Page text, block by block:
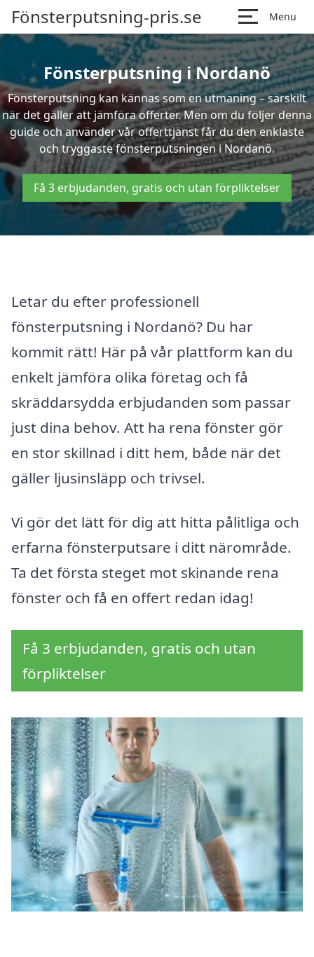
Fönsterputsning-pris.se Menu
Fönsterputsning i Nordanö
Fönsterputsning kan kännas som en utmaning – särskilt
när det gäller att jämföra offerter. Men om du följer denna
guide och använder vår offerttjänst får du den enklaste
och tryggaste fönsterputsningen i Nordanö.
Få 3 erbjudanden, gratis och utan förpliktelser
Letar du efter professionell
fönsterputsning i Nordanö? Du har
kommit rätt! Här på vår plattform kan du
enkelt jämföra olika företag och få
skräddarsydda erbjudanden som passar
just dina behov. Att ha rena fönster gör
en stor skillnad i ditt hem, både när det
gäller ljusinsläpp och trivsel.
Vi gör det lätt för dig att hitta pålitliga och
erfarna fönsterputsare i ditt närområde.
Ta det första steget mot skinande rena
fönster och få en offert redan idag!
Få 3 erbjudanden, gratis och utan
förpliktelser